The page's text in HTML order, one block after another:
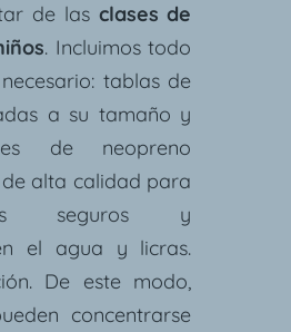
de las clases de
. Incluimos todo
tablas de
a su tamaño y
de neopreno
alta calidad para
seguros y
el agua y licras.
De este modo,
concentrarse